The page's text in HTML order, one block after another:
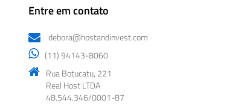
Entre em contato
debora@hostandinvest.com
(11) 94143-8060
Rua Botucatu, 221
Real Host LTDA
48.544.346/0001-87